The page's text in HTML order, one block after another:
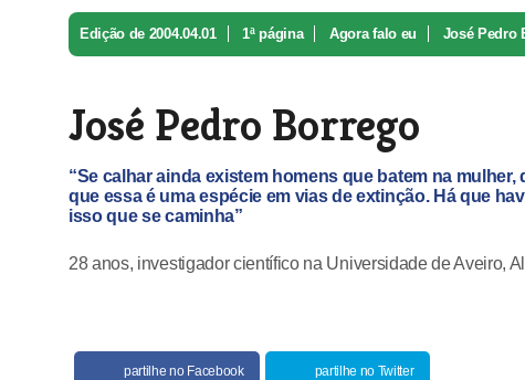
Edição de 2004.04.01 1ª página Agora falo eu José Pedro
José Pedro Borrego
“Se calhar ainda existem homens que batem na
que essa é uma espécie em vias de extinção. Há que
isso que se caminha”
28 anos, investigador científico na Universidade de Aveiro,
partilhe no Facebook partilhe no Twitter